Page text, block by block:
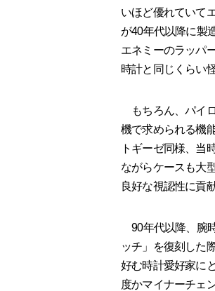
いほど優れていて
が40年代以降に製
エネミーのラッパ
時計と同じくらい
もちろん、パイ
機で求められる機
トギーゼ同様、当
ながらケースも大
良好な視認性に貢
90年代以降、腕
ッチ」を復刻した
好む時計愛好家に
度かマイナーチェ